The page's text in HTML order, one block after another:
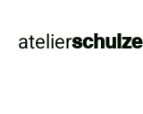
atelierschulze